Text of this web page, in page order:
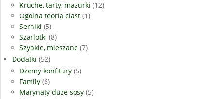
Kruche, tarty, mazurki (12)
Ogólna teoria ciast (1)
Serniki (5)
Szarlotki (8)
Szybkie, mieszane (7)
Dodatki (52)
Dżemy konfitury (5)
Family (6)
Marynaty duże sosy (5)